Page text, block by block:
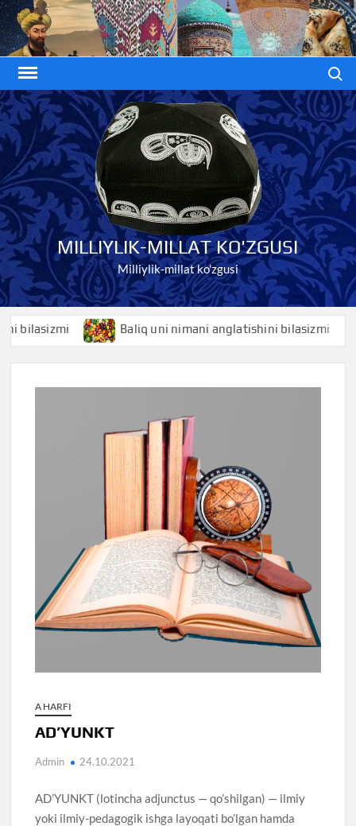
Skip
to
content
MILLIYLIK-MILLAT KO'ZGUSI
Milliylik-millat ko'zgusi
Baliq uni nimani anglatishini bilasizmi
A HARFI
AD’YUNKT
Admin 24.10.2021
AD’YUNKT (lotincha adjunctus — qo’shilgan) — ilmiy
yoki ilmiy-pedagogik ishga layoqati bo’lgan hamda